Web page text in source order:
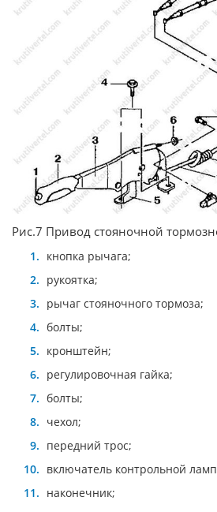
Рис.7 Привод стояночной
кнопка рычага;
рукоятка;
рычаг стояночного тормоза;
болты;
кронштейн;
регулировочная гайка;
болты;
чехол;
передний трос;
включатель контрольной
наконечник;